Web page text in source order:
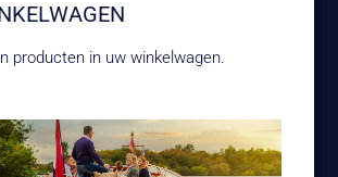
producten in uw winkelwagen.